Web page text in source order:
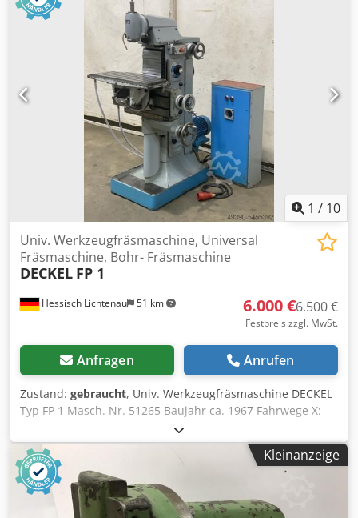
Motorleistung 0,8 und 1,1 kW polumschaltbar
Netzanschluß 380 Volt, 50 Hz - Spindeldrehzahl über 2
Motordrehzahlen und 6 Getriebestufen - Vorschub in der
X- und Z-Achse - Kühlmitteleinrichtung mit mechanischer
Pumpe im Maschinenfuß Dkodpfx Ajiy Ekvom Ajr -
Pinolverschiebung am Vertikal-Fräskopf 60 mm - Vertikal-
Fräskopf +/- 90° schwenkbar - Metallunterbau aus
Winkeleisen mit Maschinenfüßen Platzbedarf L x B x H
1100 x 900 x 1650 mm Gewicht 650 kg guter Zustand
1 / 10
Hessisch Lichtenau 51 km
Univ. Werkzeugfräsmaschine, Universal
Fräsmaschine, Bohr- Fräsmaschine
DECKEL FP 1
6.000 €6.500 €
Festpreis zzgl. MwSt.
Anfragen Anrufen
Zustand: gebraucht, Univ. Werkzeugfräsmaschine DECKEL
Typ FP 1 Masch. Nr. 51265 Baujahr ca. 1967 Fahrwege X:
300 mm Y: 150 mm Z: 340 mm Tischgröße 600 x 200 mm
Spindelaufnahme SK 40 - S20 x 2 Spindeldrehzahl 40-2000
U/min. 16 Stufen Motorleistung 1,0 und 1,6 kW
polumschaltbar Dodpfx Ameghtvaj Ajkr Netzanschluß 380
Volt, 50 Hz - Vorschub in der X- und Z-Achse -
Spindeldrehzahl über 2 Motordrehzahlen und 8
Kleinanzeige